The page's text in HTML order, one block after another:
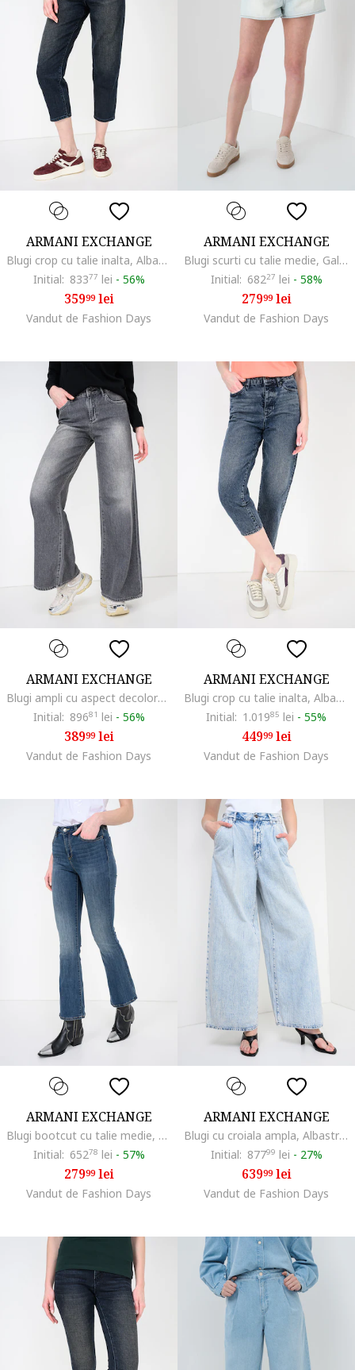
ARMANI EXCHANGE
Blugi crop cu talie inalta, Albastru ultramarin
Initial: 83377 lei - 56%
35999lei
Vandut de Fashion Days
ARMANI EXCHANGE
Blugi scurti cu talie medie, Galben pal/Albastru pal
Initial: 68227 lei - 58%
27999lei
Vandut de Fashion Days
ARMANI EXCHANGE
Blugi ampli cu aspect decolorat, Gri melange
Initial: 89681 lei - 56%
38999lei
Vandut de Fashion Days
ARMANI EXCHANGE
Blugi crop cu talie inalta, Albastru melange
Initial: 1.01985 lei - 55%
44999lei
Vandut de Fashion Days
ARMANI EXCHANGE
Blugi bootcut cu talie medie, Albastru inchis
Initial: 65278 lei - 57%
27999lei
Vandut de Fashion Days
ARMANI EXCHANGE
Blugi cu croiala ampla, Albastru deschis
Initial: 87799 lei - 27%
63999lei
Vandut de Fashion Days